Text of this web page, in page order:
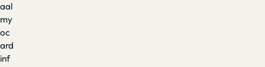
aal
my
oc
ard
inf